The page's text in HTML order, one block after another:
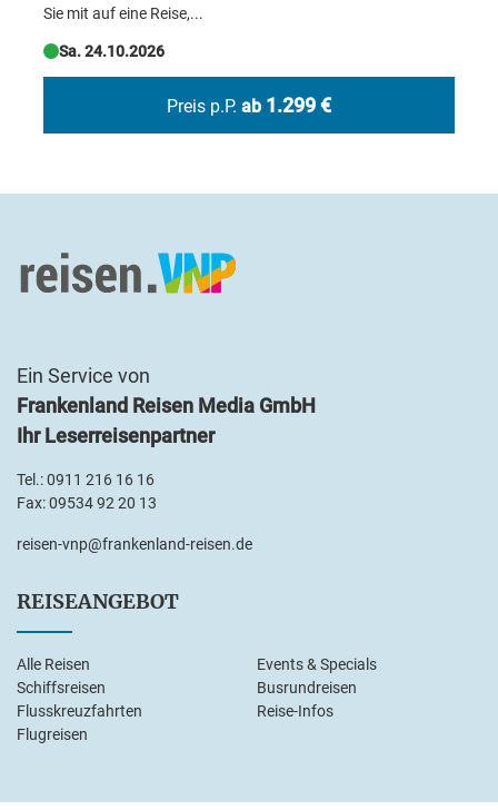
Sie mit auf eine Reise,...
Sa. 24.10.2026
Preis p.P. ab 1.299 €
Ein Service von
Frankenland Reisen Media GmbH
Ihr Leserreisenpartner
Tel.:0911 216 16 16
Fax: 09534 92 20 13
reisen-vnp@frankenland-reisen.de
REISEANGEBOT
Alle Reisen
Schiffsreisen
Flusskreuzfahrten
Flugreisen
Events & Specials
Busrundreisen
Reise-Infos